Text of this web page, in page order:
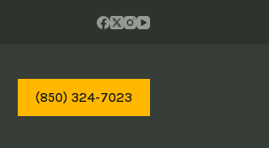
(850) 324-7023